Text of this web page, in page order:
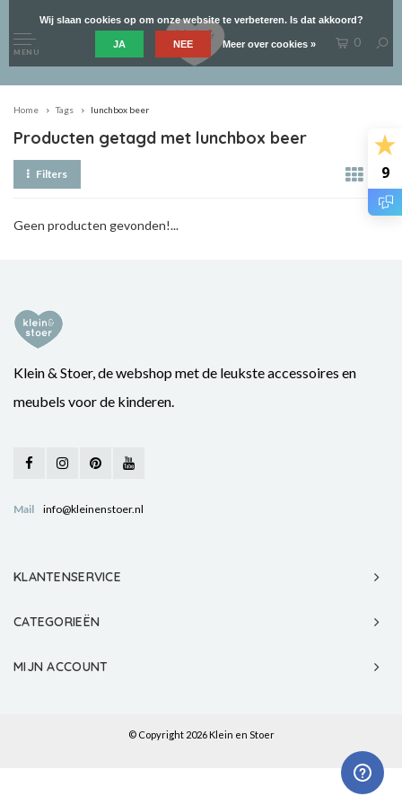
9
MENU
0
Home Tags lunchbox beer
Producten getagd met lunchbox beer
Filters
Geen producten gevonden!...
Klein & Stoer, de webshop met de leukste accessoires en
meubels voor de kinderen.
Mail info@kleinenstoer.nl
KLANTENSERVICE
CATEGORIEËN
MIJN ACCOUNT
© Copyright 2026 Klein en Stoer
Wij slaan cookies op om onze website te verbeteren. Is dat akkoord?
JA NEE Meer over cookies »